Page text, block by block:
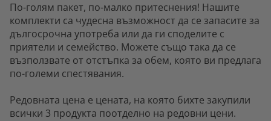
По-голям пакет, по-малко притеснения! Нашите
комплекти са чудесна възможност да се запасите за
дългосрочна употреба или да ги споделите с
приятели и семейство. Можете също така да се
възползвате от отстъпка за обем, която ви предлага
по-големи спестявания.
Редовната цена е цената, на която бихте закупили
всички 3 продукта поотделно на редовни цени.